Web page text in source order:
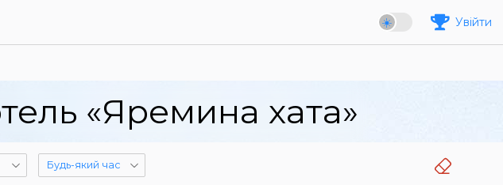
Увійти
«Яремина хата»